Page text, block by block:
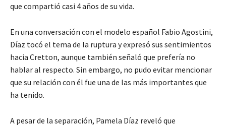
que compartió casi 4 años de su vida.
En una conversación con el modelo español Fabio Agostini,
Díaz tocó el tema de la ruptura y expresó sus sentimientos
hacia Cretton, aunque también señaló que prefería no
hablar al respecto. Sin embargo, no pudo evitar mencionar
que su relación con él fue una de las más importantes que
ha tenido.
A pesar de la separación, Pamela Díaz reveló que